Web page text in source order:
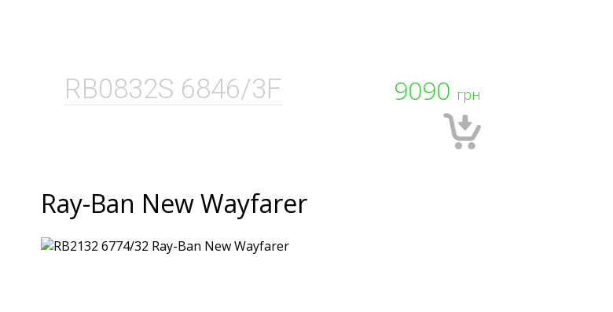
9090 грн
RB0832S 6846/3F
Ray-Ban New Wayfarer